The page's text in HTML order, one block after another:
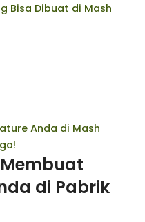
Bisa Dibuat di Mash
Anda di Mash
di Pabrik